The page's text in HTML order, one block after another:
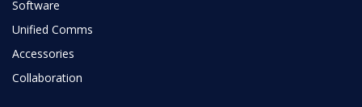
Software
Unified Comms
Accessories
Collaboration